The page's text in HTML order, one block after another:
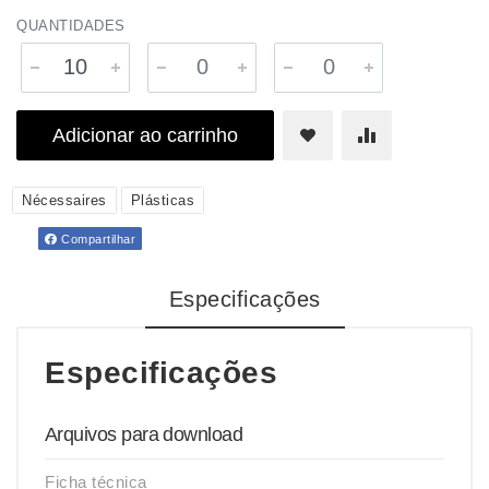
QUANTIDADES
Adicionar ao carrinho
Nécessaires Plásticas
Compartilhar
Especificações
Especificações
Arquivos para download
Ficha técnica